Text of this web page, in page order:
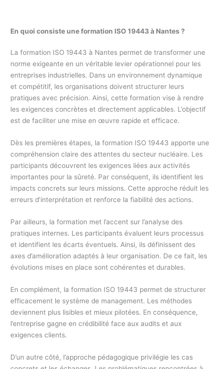
En quoi consiste une formation ISO 19443 à Nantes ?
La formation ISO 19443 à Nantes permet de transformer une
norme exigeante en un véritable levier opérationnel pour les
entreprises industrielles. Dans un environnement dynamique
et compétitif, les organisations doivent structurer leurs
pratiques avec précision. Ainsi, cette formation vise à rendre
les exigences concrètes et directement applicables. L’objectif
est de faciliter une mise en œuvre rapide et efficace.
Dès les premières étapes, la formation ISO 19443 apporte une
compréhension claire des attentes du secteur nucléaire. Les
participants découvrent les exigences liées aux activités
importantes pour la sûreté. Par conséquent, ils identifient les
impacts concrets sur leurs missions. Cette approche réduit les
erreurs d’interprétation et renforce la fiabilité des actions.
Par ailleurs, la formation met l’accent sur l’analyse des
pratiques internes. Les participants évaluent leurs processus
et identifient les écarts éventuels. Ainsi, ils définissent des
axes d’amélioration adaptés à leur organisation. De ce fait, les
évolutions mises en place sont cohérentes et durables.
En complément, la formation ISO 19443 permet de structurer
efficacement le système de management. Les méthodes
deviennent plus lisibles et mieux pilotées. En conséquence,
l’entreprise gagne en crédibilité face aux audits et aux
exigences clients.
D’un autre côté, l’approche pédagogique privilégie les cas